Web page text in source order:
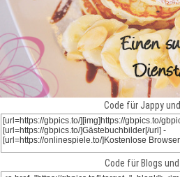
Code für Jappy und
Code für Blogs und